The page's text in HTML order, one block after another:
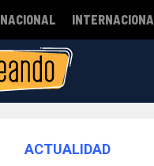
NACIONAL
ACTUALIDAD